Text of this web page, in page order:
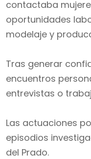
contactaba
oportunidades
modelaje y
Tras generar
encuentros
entrevistas o
Las actuaciones
episodios
del Prado.